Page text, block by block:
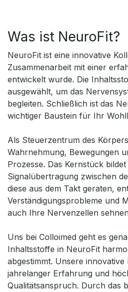
Was ist NeuroFit?
NeuroFit ist eine innovative
Zusammenarbeit mit einer
entwickelt wurde. Die
ausgewählt, um das
begleiten. Schließlich ist das
wichtiger Baustein für Ihr
Als Steuerzentrum des
Wahrnehmung, Bewegungen
Prozesse. Das Kernstück bildet
Signalübertragung zwischen
diese aus dem Takt geraten,
Verständigungsprobleme und
auch Ihre Nervenzellen
Uns bei Colloimed geht es
Inhaltsstoffe in NeuroFit
abgestimmt. Unsere
jahrelanger Erfahrung und
Qualitätsanspruch. Durch das